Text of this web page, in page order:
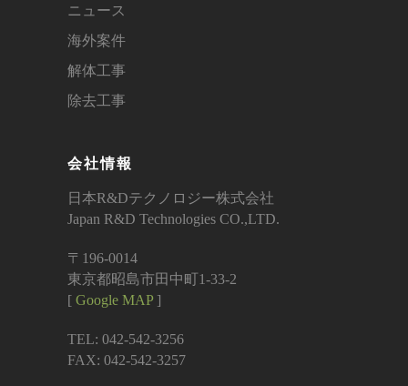
ニュース
海外案件
解体工事
除去工事
会社情報
日本R&Dテクノロジー株式会社
Japan R&D Technologies CO.,LTD.
〒196-0014
東京都昭島市田中町1-33-2
[ Google MAP]
TEL: 042-542-3256
FAX: 042-542-3257